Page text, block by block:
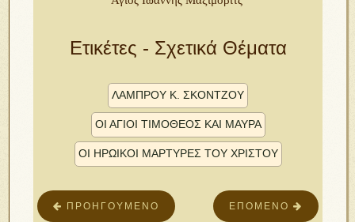
Ετικέτες - Σχετικά Θέματα
ΛΑΜΠΡΟΥ Κ. ΣΚΟΝΤΖΟΥ
ΟΙ ΑΓΙΟΙ ΤΙΜΟΘΕΟΣ ΚΑΙ ΜΑΥΡΑ
ΟΙ ΗΡΩΙΚΟΙ ΜΑΡΤΥΡΕΣ ΤΟΥ ΧΡΙΣΤΟΥ
ΕΠΌΜΕΝΟ
ΠΡΟΗΓΟΎΜΕΝΟ